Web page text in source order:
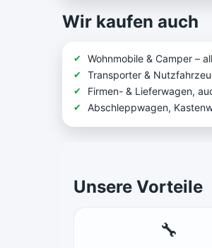
Wir kaufen auch
Wohnmobile & Camper –
Transporter &
Firmen- & Lieferwagen,
Abschleppwagen,
Unsere Vorteile
🔧